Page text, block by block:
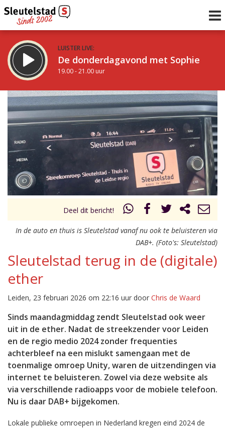
LUISTER LIVE:
De donderdagavond met Sophie
19.00 - 21.00 uur
STRAKS:
De avond van Sleutelstad
21.00 - 0.00 uur
Vorig uur
uur 1 van 0 Volgend uur
Deel dit bericht!
In de auto en thuis is Sleutelstad vanaf nu ook te beluisteren via
DAB+. (Foto's: Sleutelstad)
Sleutelstad terug in de (digitale)
ether
Leiden, 23 februari 2026 om 22:16 uur door Chris de Waard
Sinds maandagmiddag zendt Sleutelstad ook weer
uit in de ether. Nadat de streekzender voor Leiden
en de regio medio 2024 zonder frequenties
achterbleef na een mislukt samengaan met de
toenmalige omroep Unity, waren de uitzendingen via
internet te beluisteren. Zowel via deze website als
via verschillende radioapps voor de mobiele telefoon.
Nu is daar DAB+ bijgekomen.
Lokale publieke omroepen in Nederland kregen eind 2024 de